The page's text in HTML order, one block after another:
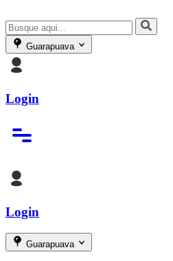
Guarapuava
Login
Login
Guarapuava